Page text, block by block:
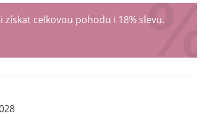
získat celkovou pohodu i 18% slevu.